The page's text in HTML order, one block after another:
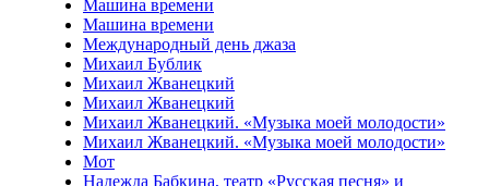
Машина времени
Машина времени
Международный день джаза
Михаил Бублик
Михаил Жванецкий
Михаил Жванецкий
Михаил Жванецкий. «Музыка моей молодости»
Михаил Жванецкий. «Музыка моей молодости»
Мот
Надежда Бабкина, театр «Русская песня» и